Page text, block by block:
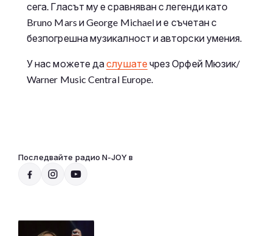
сега. Гласът му е сравняван с легенди като
Bruno Mars и George Michael и е съчетан с
безпогрешна музикалност и авторски умения.
У нас можете даслушате чрез Орфей Мюзик/
Warner Music Central Europe.
Последвайте радио N-JOY в
СЛУШАЙ
20:00 - 07:00